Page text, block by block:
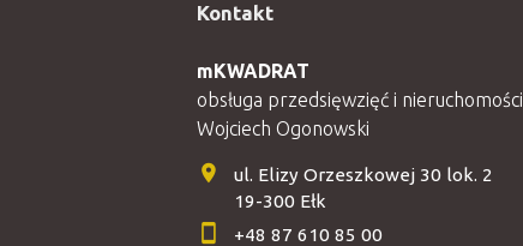
Kontakt
mKWADRAT
obsługa przedsięwzięć i nieruchomości
Wojciech Ogonowski
ul. Elizy Orzeszkowej 30 lok. 2
19-300 Ełk
+48 87 610 85 00